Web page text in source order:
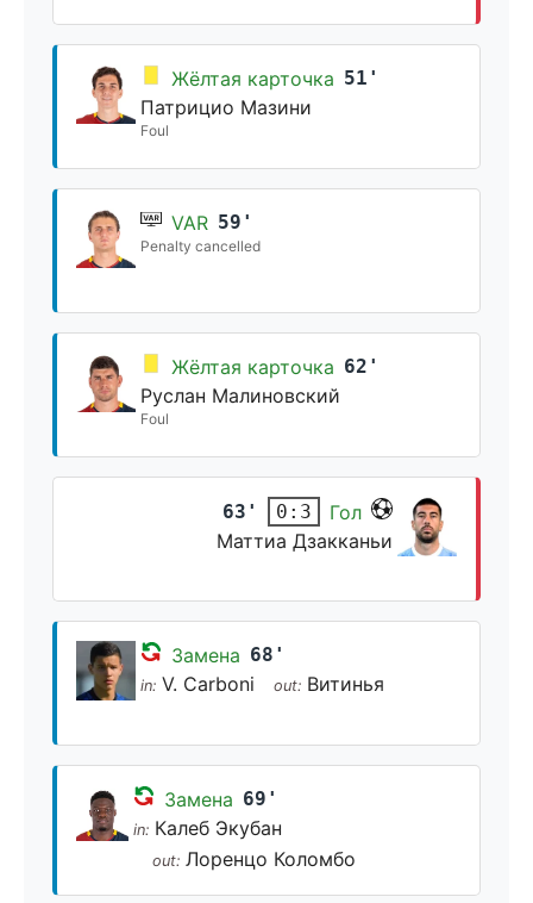
Жёлтая карточка 51'
Патрицио Мазини
Foul
VAR 59'
Penalty cancelled
Жёлтая карточка 62'
Руслан Малиновский
Foul
63' 0:3
Гол
Маттиа Дзакканьи
Замена 68'
in: V. Carboni out: Витинья
Замена 69'
in: Калеб Экубан
out: Лоренцо Коломбо